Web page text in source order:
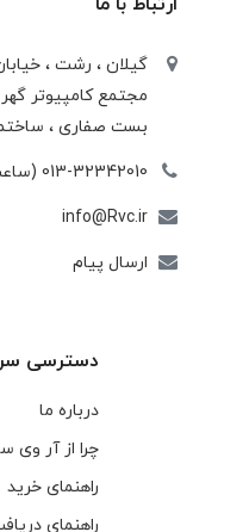
گیلان ، رشت ،
مجتمع كامپيوتر
بست صفاری ،
013-32342010 (ساعت کاری 9 الی 20:30)
info@Rvc.ir
ارسال پیام
دسترسی
درباره ما
چرا از آر وی
راهنمای خرید
راهنمای